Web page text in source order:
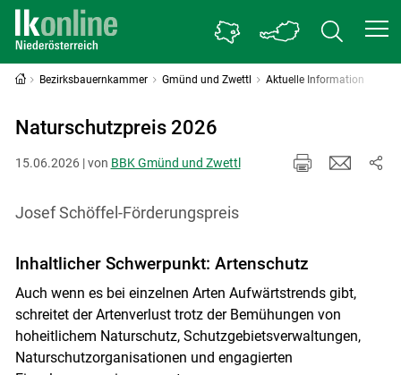
Bezirksbauernkammer Gmünd und Zwettl Aktuelle Information
Naturschutzpreis 2026
15.06.2026 | von BBK Gmünd und Zwettl
Josef Schöffel-Förderungspreis
Inhaltlicher Schwerpunkt: Artenschutz
Auch wenn es bei einzelnen Arten Aufwärtstrends gibt,
schreitet der Artenverlust trotz der Bemühungen von
hoheitlichem Naturschutz, Schutzgebietsverwaltungen,
Naturschutzorganisationen und engagierten